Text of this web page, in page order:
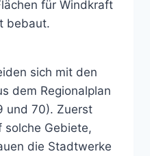
für Windkraft
bebaut.
sich mit den
dem Regionalplan
und 70). Zuerst
solche Gebiete,
die Stadtwerke